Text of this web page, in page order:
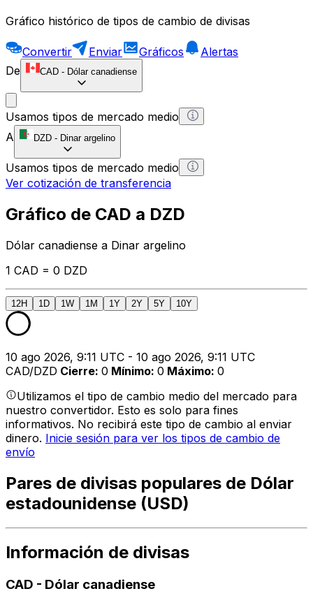
Gráfico histórico de tipos de cambio de divisas
Convertir Enviar Gráficos
Alertas
De
CAD - Dólar canadiense
Usamos tipos de mercado medio
A
DZD - Dinar argelino
Usamos tipos de mercado medio
Ver cotización de transferencia
Gráfico de CAD a DZD
Dólar canadiense a Dinar argelino
1 CAD = 0 DZD
12H 1D 1W 1M 1Y 2Y 5Y 10Y
10 ago 2026, 9:11 UTC - 10 ago 2026, 9:11 UTC
CAD/DZD Cierre: 0 Mínimo: 0 Máximo: 0
Utilizamos el tipo de cambio medio del mercado para
nuestro convertidor. Esto es solo para fines
informativos. No recibirá este tipo de cambio al enviar
dinero. Inicie sesión para ver los tipos de cambio de
envío
Pares de divisas populares de Dólar
estadounidense (USD)
Información de divisas
CAD - Dólar canadiense